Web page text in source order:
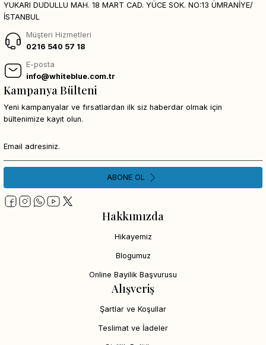
YUKARI DUDULLU MAH. 18 MART CAD. YÜCE SOK. NO:13 ÜMRANİYE/
İSTANBUL
Müşteri Hizmetleri
0216 540 57 18
E-posta
info@whiteblue.com.tr
Hakkımızda
Hikayemiz
Blogumuz
Online Bayilik Başvurusu
Alışveriş
Şartlar ve Koşullar
Teslimat ve İadeler
Kampanya Bülteni
Yeni kampanyalar ve fırsatlardan ilk siz haberdar olmak için
bültenimize kayıt olun.
ABONE OL